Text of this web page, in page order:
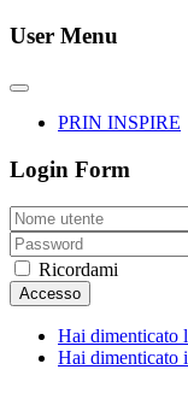
User Menu
PRIN INSPIRE
Login Form
Ricordami
Accesso
Hai dimenticato
Hai dimenticato